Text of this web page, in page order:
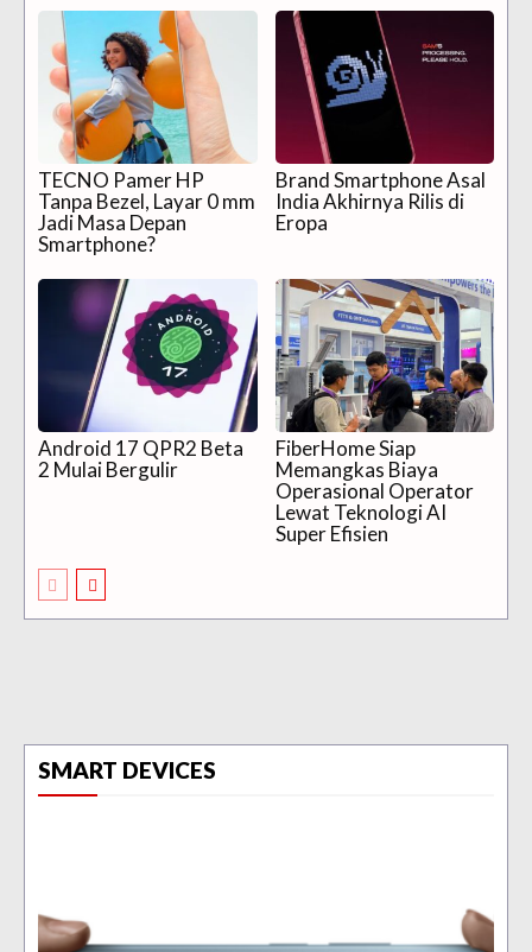
TECNO Pamer HP
Tanpa Bezel, Layar 0 mm
Jadi Masa Depan
Smartphone?
Brand Smartphone Asal
India Akhirnya Rilis di
Eropa
Android 17 QPR2 Beta
2 Mulai Bergulir
FiberHome Siap
Memangkas Biaya
Operasional Operator
Lewat Teknologi AI
Super Efisien
SMART DEVICES